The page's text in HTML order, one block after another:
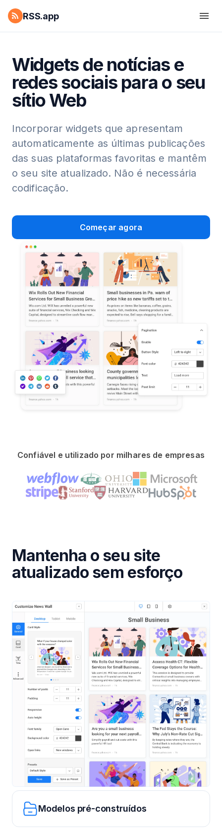
RSS.app
Widgets de notícias e
redes sociais para o seu
sítio Web
Incorporar widgets que apresentam
automaticamente as últimas publicações
das suas plataformas favoritas e mantêm
o seu site atualizado. Não é necessária
codificação.
Começar agora
Confiável e utilizado por milhares de empresas
Mantenha o seu site
atualizado sem esforço
Modelos pré-construídos